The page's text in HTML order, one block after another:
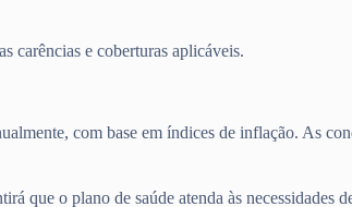
carências e coberturas aplicáveis.
com base em índices de inflação. As
que o plano de saúde atenda às necessidades